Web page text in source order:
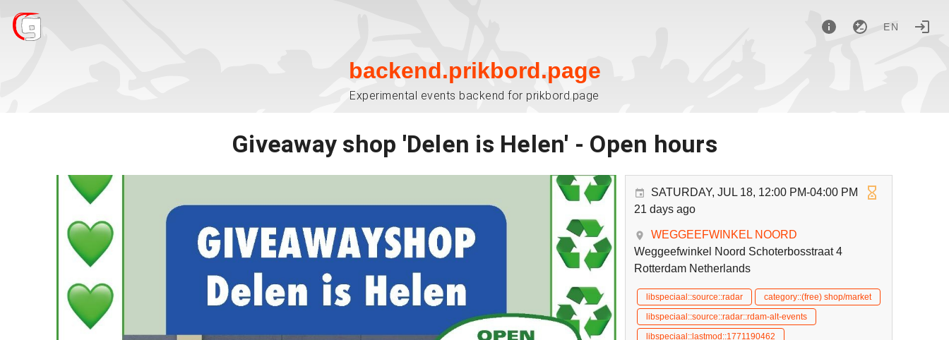
EN
backend.prikbord.page
Experimental events backend for prikbord.page
Giveaway shop 'Delen is Helen' - Open hours
SATURDAY, JUL 18, 12:00 PM-04:00 PM
21 days ago
WEGGEEFWINKEL NOORD
Weggeefwinkel Noord Schoterbosstraat 4
Rotterdam Netherlands
libspeciaal::source::radar
category::(free) shop/market
libspeciaal::source::radar::rdam-alt-events
libspeciaal::lastmod::1771190462